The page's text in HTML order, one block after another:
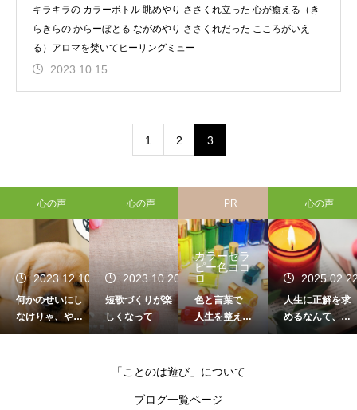
キラキラの カラーボトル 眺めやり ささくれ立った 心が癒える（き
らきらの からーぼとる ながめやり ささくれだった こころがいえ
る）アロマを焚いてヒーリングミュー
2023.10.15
1 2 3
心の声
2023.12.10
何かのせいにし
なけりゃ、やっ
てられないよ
心の声
2023.10.20
短歌づくりが楽
しくなって
PR
カラーセラ
ピー色ココ
ロ
色と言葉で
人生を整える
お手伝い♡
心の声
人生に正解を求
めるなんて、ナ
ンセンス
「ことのは遊び」について
ブログ一覧ページ